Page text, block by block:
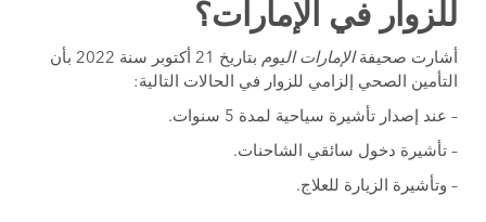
للزوار في الإمارات؟
أشارت صحيفةالإمارات اليوم
بتاريخ 21 أكتوبر سنة 2022 بأن
التأمين الصحي إلزامي للزوار في الحالات التالية:
– عند إصدار تأشيرة سياحية لمدة 5 سنوات.
– تأشيرة دخول سائقي الشاحنات.
– وتأشيرة الزيارة للعلاج.